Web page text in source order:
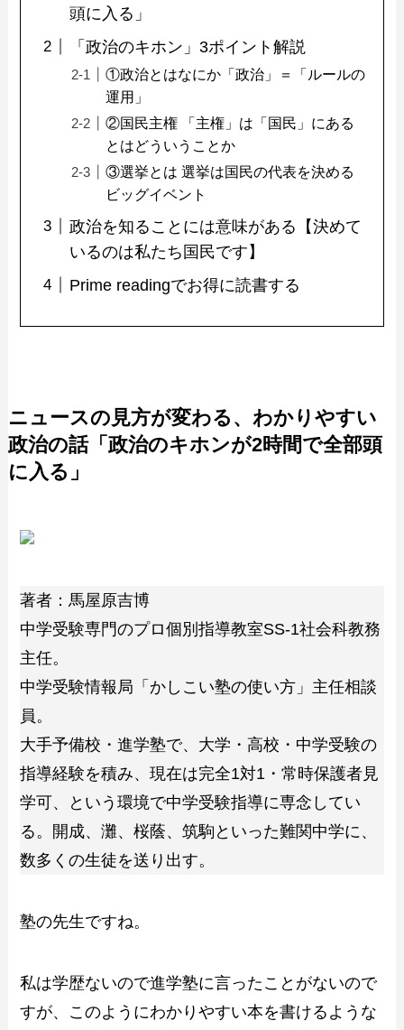
頭に入る」
「政治のキホン」3ポイント解説
①政治とはなにか「政治」＝「ルールの
運用」
②国民主権 「主権」は「国民」にある
とはどういうことか
③選挙とは 選挙は国民の代表を決める
ビッグイベント
政治を知ることには意味がある【決めて
いるのは私たち国民です】
Prime readingでお得に読書する
ニュースの見方が変わる、わかりやすい
政治の話「政治のキホンが2時間で全部頭
に入る」
著者：馬屋原吉博
中学受験専門のプロ個別指導教室SS-1社会科教務
主任。
中学受験情報局「かしこい塾の使い方」主任相談
員。
大手予備校・進学塾で、大学・高校・中学受験の
指導経験を積み、現在は完全1対1・常時保護者見
学可、という環境で中学受験指導に専念してい
る。開成、灘、桜蔭、筑駒といった難関中学に、
数多くの生徒を送り出す。
塾の先生ですね。
私は学歴ないので進学塾に言ったことがないので
すが、このようにわかりやすい本を書けるような